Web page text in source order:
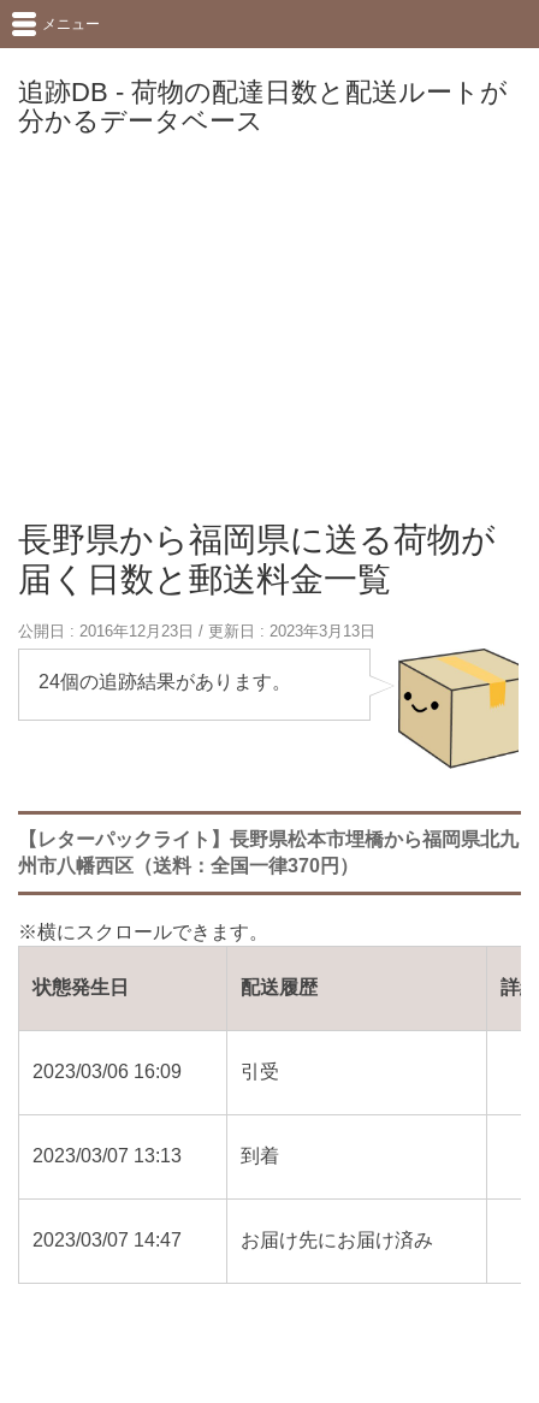
追跡DB - 荷物の配達日数と配送ルートが
分かるデータベース
メニュー
長野県から福岡県に送る荷物が
届く日数と郵送料金一覧
公開日 : 2016年12月23日 / 更新日 : 2023年3月13日
24個の追跡結果があります。
【レターパックライト】長野県松本市埋橋から福岡県北九
州市八幡西区（送料：全国一律370円）
状態発生日 配送履歴 詳細
2023/03/06 16:09 引受
2023/03/07 13:13 到着
2023/03/07 14:47 お届け先にお届け済み